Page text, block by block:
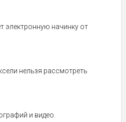
электронную начинку от
нельзя рассмотреть
и видео.